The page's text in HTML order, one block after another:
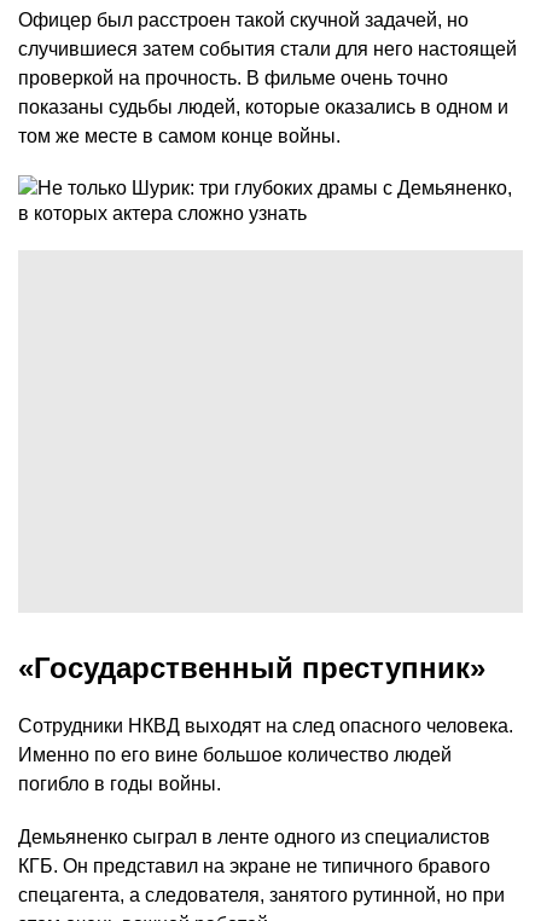
Офицер был расстроен такой скучной задачей, но
случившиеся затем события стали для него настоящей
проверкой на прочность. В фильме очень точно
показаны судьбы людей, которые оказались в одном и
том же месте в самом конце войны.
«Государственный преступник»
Сотрудники НКВД выходят на след опасного человека.
Именно по его вине большое количество людей
погибло в годы войны.
Демьяненко сыграл в ленте одного из специалистов
КГБ. Он представил на экране не типичного бравого
спецагента, а следователя, занятого рутинной, но при